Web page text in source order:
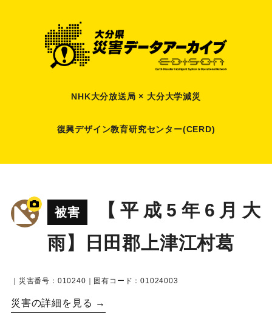
NHK大分放送局 × 大分大学減災
復興デザイン教育研究センター(CERD)
被害
【平成5年6月大
雨】日田郡上津江村葛
｜災害番号：010240｜固有コード：01024003
災害の詳細を見る →